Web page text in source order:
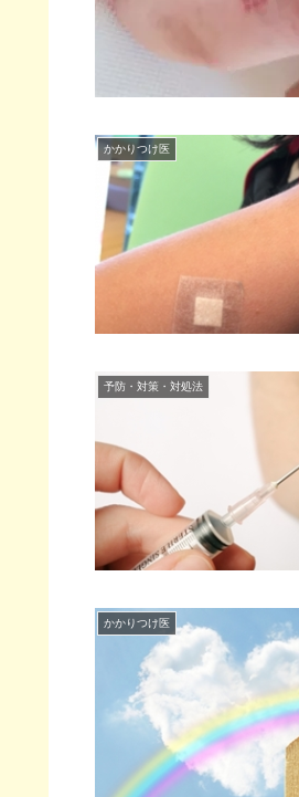
かかりつけ医
予防・対策・対処法
かかりつけ医